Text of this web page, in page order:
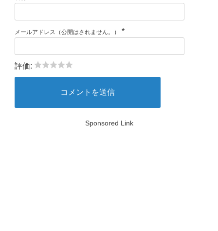
メールアドレス（公開はされません。） *
評価:
Sponsored Link